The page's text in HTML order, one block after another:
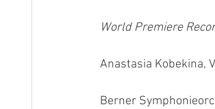
World Premiere
Anastasia Kobekina,
Berner